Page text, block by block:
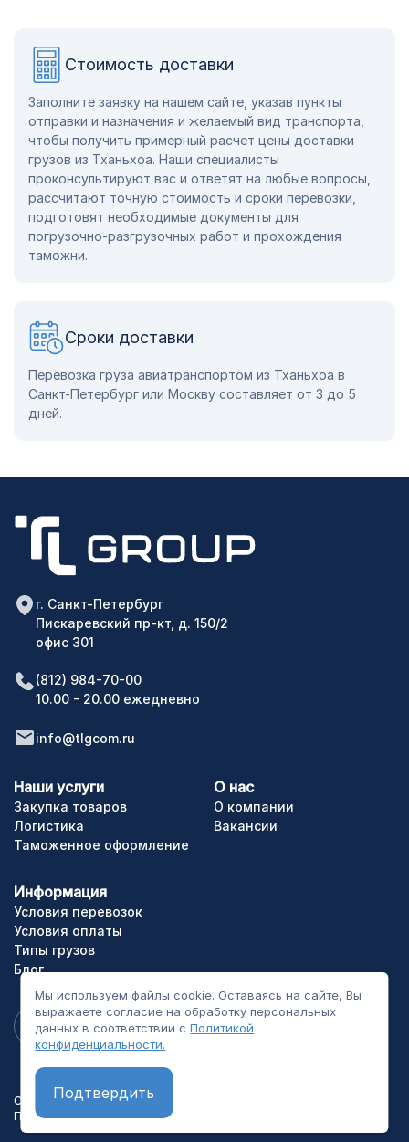
Стоимость доставки
Заполните заявку на нашем сайте, указав пункты
отправки и назначения и желаемый вид транспорта,
чтобы получить примерный расчет цены доставки
грузов из Тханьхоа. Наши специалисты
проконсультируют вас и ответят на любые вопросы,
рассчитают точную стоимость и сроки перевозки,
подготовят необходимые документы для
погрузочно-разгрузочных работ и прохождения
таможни.
Сроки доставки
Перевозка груза авиатранспортом из Тханьхоа в
Санкт-Петербург или Москву составляет от 3 до 5
дней.
Мы используем файлы cookie. Оставаясь на сайте, Вы
выражаете согласие на обработку персональных
данных в соответствии сПолитикой
конфиденциальности.
Подтвердить
г. Санкт-Петербург
Пискаревский пр-кт, д. 150/2
офис 301
(812) 984-70-00
10.00 - 20.00 ежедневно
info@tlgcom.ru
Закупка товаров
Наши услуги
Логистика
Таможенное оформление
О нас
О компании
Вакансии
Информация
Условия перевозок
Условия оплаты
Типы грузов
Блог
ООО «ТЛГрупп». Все права сайта защищены.
Политика конфиденциальности